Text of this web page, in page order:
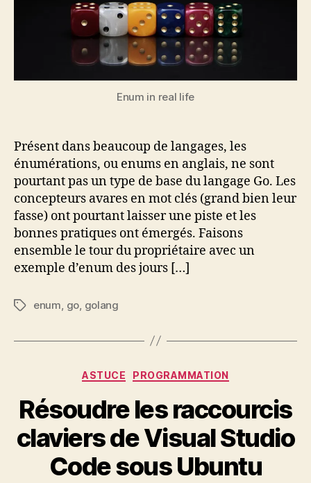
de
zéro
à
héros
Enum in real life
Présent dans beaucoup de langages, les
énumérations, ou enums en anglais, ne sont
pourtant pas un type de base du langage Go. Les
concepteurs avares en mot clés (grand bien leur
fasse) ont pourtant laisser une piste et les
bonnes pratiques ont émergés. Faisons
ensemble le tour du propriétaire avec un
exemple d’enum des jours […]
Étiquettes
enum go golang
Catégories
ASTUCE PROGRAMMATION
Résoudre les raccourcis
claviers de Visual Studio
Code sous Ubuntu